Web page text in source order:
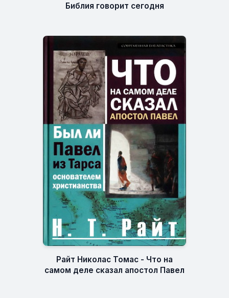
Библия говорит сегодня
Райт Николас Томас - Что на
самом деле сказал апостол Павел